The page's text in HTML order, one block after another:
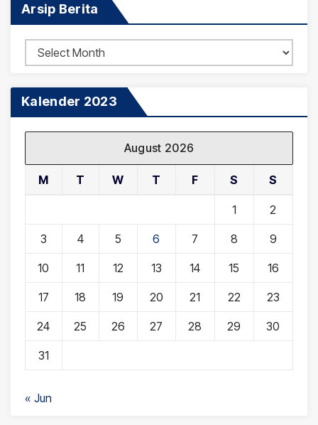
Arsip Berita
Arsip
Berita
Kalender 2023
August 2026
M T W T F S S
1 2
3 4 5 6 7 8 9
10 11 12 13 14 15 16
17 18 19 20 21 22 23
24 25 26 27 28 29 30
31
« Jun